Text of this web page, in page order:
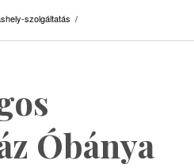
szolgáltatás /
Óbánya